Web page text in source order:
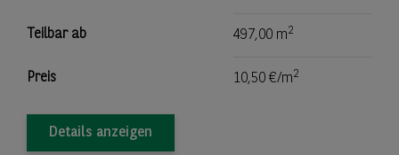
Teilbar ab 497,00 m2
Preis 10,50 €/m2
Details anzeigen